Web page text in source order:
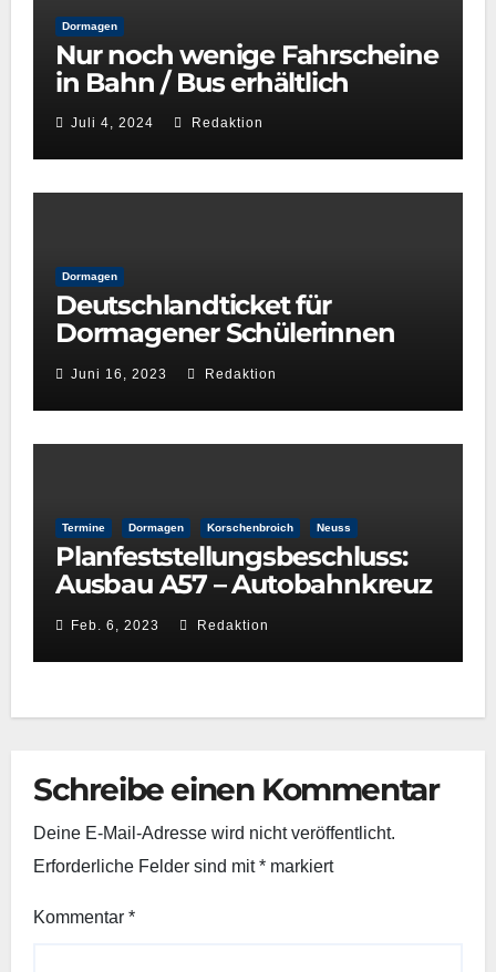
Dormagen
Nur noch wenige Fahrscheine
in Bahn / Bus erhältlich
Juli 4, 2024 Redaktion
Dormagen
Deutschlandticket für
Dormagener Schülerinnen
und Schüler
Juni 16, 2023 Redaktion
Termine Dormagen Korschenbroich Neuss
Planfeststellungsbeschluss:
Ausbau A57 – Autobahnkreuz
Neuss-West und
Reuschenberg
Feb. 6, 2023 Redaktion
Schreibe einen Kommentar
Deine E-Mail-Adresse wird nicht veröffentlicht.
Erforderliche Felder sind mit* markiert
Kommentar *